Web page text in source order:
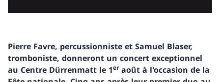
Pierre Favre, percussionniste et Samuel Blaser,
tromboniste, donneront un concert exceptionnel
au Centre Dürrenmatt le 1eraoût à l'occasion de la